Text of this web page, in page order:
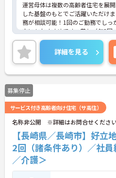
運営母体は複数の高齢者住宅を展
した基盤のもとでご活躍いただけ
務が相談可能！1回のご勤務でしっ
方にもおすすめです。賞与（年2回
実績もあり、あなたの頑張りがし
ます。無料の社員給食（1日1食）
職をサポートする育児給付金+（プ
大10万円）、資格取得支援制度（
など、福利厚生も充実しています
リアパス制度も整っており、スキル
たい方にも最適です。ご興味のある
策ポイントなど、さらに詳細をお話
気軽にご相談ください！
詳細を見る
募集停止
サービス付き高齢者向け住宅（サ高住）
名称非公開 ※詳細はお問合せくださ
【長崎県／長崎市】好
2回（諸条件あり）／社
／介護＞